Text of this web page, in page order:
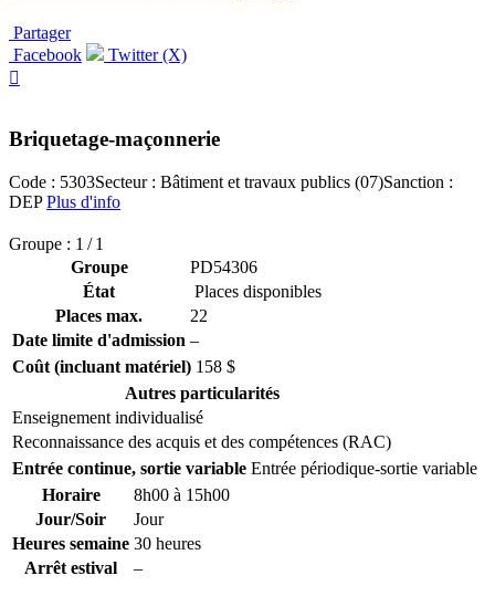
Partager
Facebook
Twitter (X)

Briquetage-maçonnerie
Code : 5303Secteur : Bâtiment et travaux publics (07)Sanction :
DEPPlus d'info
Groupe : 1 / 1
Groupe
PD54306
État
Places disponibles
Places max.
22
Date limite d'admission –
Coût (incluant matériel) 158 $
Autres particularités
Enseignement individualisé
Reconnaissance des acquis et des compétences (RAC)
Entrée continue, sortie variable Entrée périodique-sortie variable
Horaire
8h00 à 15h00
Jour/Soir
Jour
Heures semaine 30 heures
Arrêt estival
–